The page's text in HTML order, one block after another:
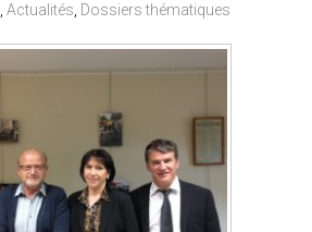
,Actualités Dossiers thématiques